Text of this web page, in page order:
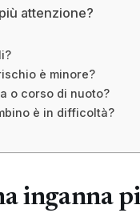
attenzione?
è minore?
o corso di nuoto?
è in difficoltà?
inganna